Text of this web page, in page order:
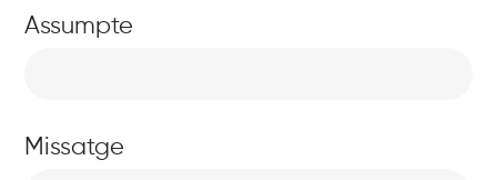
Assumpte
Missatge